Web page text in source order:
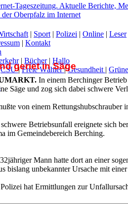
geriet in Säge
In einem Berchinger
Säge und zog sich dabei schwere
von einem
Betriebsunfall ereignete sich
im Gemeindebereich Berching.
Mann hatte dort an einer
bislang unbekannter Ursache mit
hat Ermittlungen zur
| Sport | Polizei | Online | Leser
| Kontakt
| Bücher| Hallo
CSU|Freie Wähler|Gesundheit | Grüne